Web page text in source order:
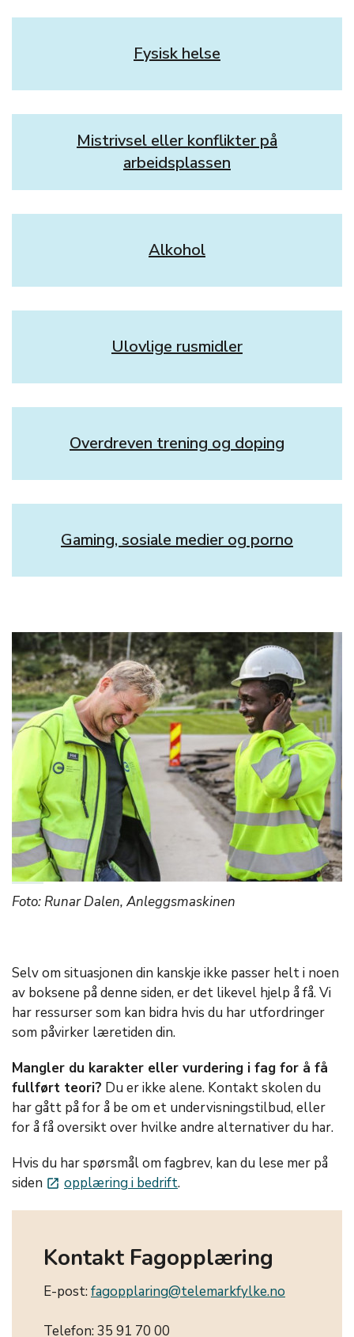
Fysisk helse
Mistrivsel eller konflikter på
arbeidsplassen
Alkohol
Ulovlige rusmidler
Overdreven trening og doping
Gaming, sosiale medier og porno
Foto: Runar Dalen, Anleggsmaskinen
Selv om situasjonen din kanskje ikke passer helt i noen
av boksene på denne siden, er det likevel hjelp å få. Vi
har ressurser som kan bidra hvis du har utfordringer
som påvirker læretiden din.
Mangler du karakter eller vurdering i fag for å få
fullført teori? Du er ikke alene. Kontakt skolen du
har gått på for å be om et undervisningstilbud, eller
for å få oversikt over hvilke andre alternativer du har.
Hvis du har spørsmål om fagbrev, kan du lese mer på
siden launch opplæring i bedrift.
Kontakt Fagopplæring
E-post:fagopplaring@telemarkfylke.no
Telefon: 35 91 70 00